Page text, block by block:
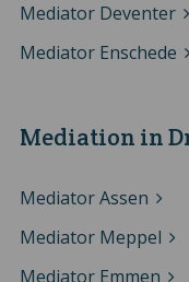
Mediation in
Mediator Assen
Mediator Meppel
Mediator Emmen
Mediator Deventer
Mediator Enschede